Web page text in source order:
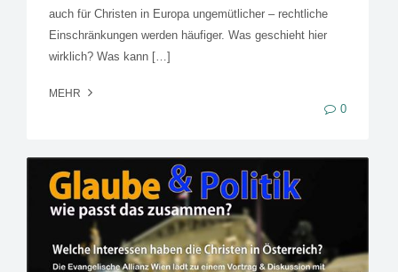
auch für Christen in Europa ungemütlicher – rechtliche
Einschränkungen werden häufiger. Was geschieht hier
wirklich? Was kann […]
MEHR
0